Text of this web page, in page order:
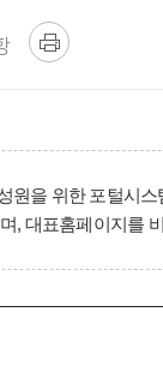
원을 위한 포털시
, 대표홈페이지를